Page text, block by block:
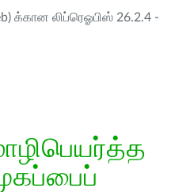
க்கான லிப்ரெஓபிஸ் 26.2.4 -